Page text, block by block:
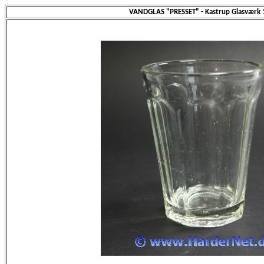
VANDGLAS "PRESSET" - Kastrup Glasværk